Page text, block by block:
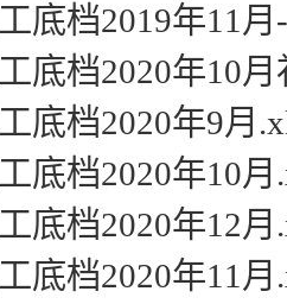
底档2019年11月
底档2020年10
底档2020年9月
底档2020年10月
底档2020年12月
底档2020年11月